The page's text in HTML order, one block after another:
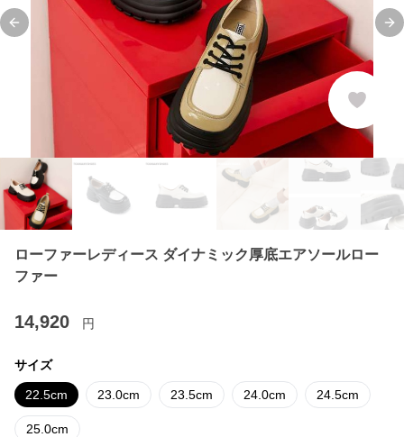
Previous slide
ローファーレディース ダイナミック厚底エアソールロー
ファー
14,920 円
サイズ
22.5cm 23.0cm 23.5cm 24.0cm 24.5cm
25.0cm